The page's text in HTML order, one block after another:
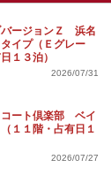
バージョンＺ 浜名
イプ（Ｅグレー
１３泊）
2026/07/31
コート倶楽部 ベイ
１１階・占有日１
2026/07/27